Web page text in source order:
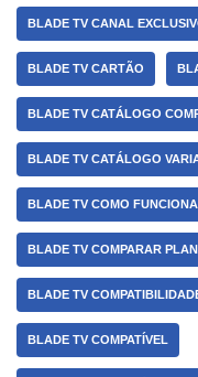
BLADE TV CANAL
BLADE TV CARTÃO
BLADE TV CATÁLOGO
BLADE TV CATÁLOGO
BLADE TV COMO FUNCIONA
BLADE TV COMPARAR
BLADE TV
BLADE TV COMPATÍVEL